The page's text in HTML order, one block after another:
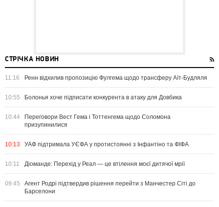
СТРІЧКА НОВИН
11:16 Ренн відхилив пропозицію Фулгема щодо трансферу Аїт-Будляля
10:55 Болонья хоче підписати конкурента в атаку для Довбика
10:44
Переговори Вест Гема і Тоттенгема щодо Соломона
призупинилися
10:13 УАФ підтримала УЄФА у протистоянні з Інфантіно та ФІФА
10:11 Діоманде: Перехід у Реал — це втілення моєї дитячої мрії
09:45
Агент Родрі підтвердив рішення перейти з Манчестер Сіті до
Барселони